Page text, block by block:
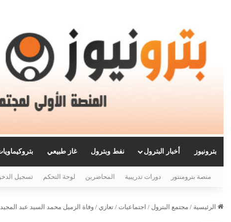
بترونيوز أخبار البترول نفط وبترول غاز طبيعي
منصة بترومنتور دورات تدريبية المحاضرين لوحة التحكم تسجيل
الرئيسية / مجتمع البترول / اجتماعيات / تعازي / وفاة الزميل محمد السيد عبد